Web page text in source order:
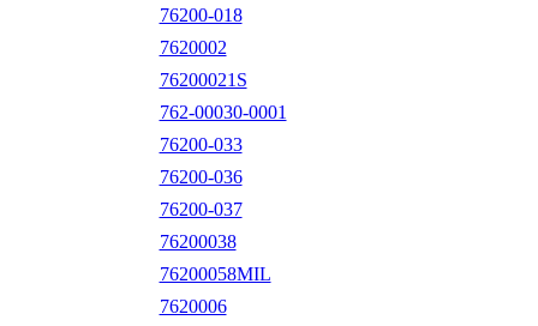
76200-018
7620002
76200021S
762-00030-0001
76200-033
76200-036
76200-037
76200038
76200058MIL
7620006